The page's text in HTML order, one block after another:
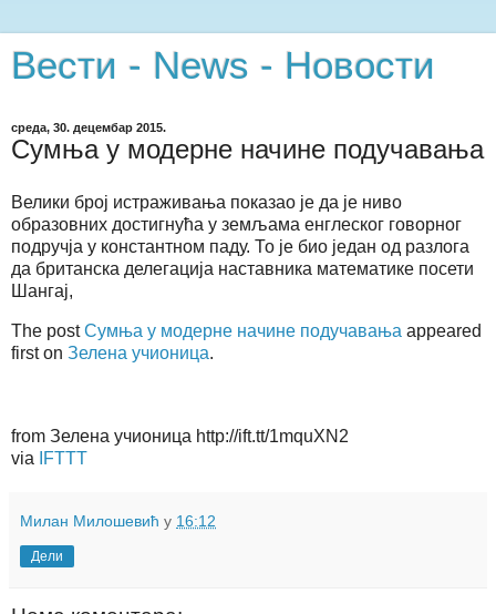
Вести - News - Новости
среда, 30. децембар 2015.
Сумња у модерне начине подучавања
Велики број истраживања показао је да је ниво
образовних достигнућа у земљама енглеског говорног
подручја у константном паду. То је био један од разлога
да британска делегација наставника математике посети
Шангај,
The postСумња у модерне начине подучавања appeared
first on Зелена учионица.
from Зелена учионица http://ift.tt/1mquXN2
via IFTTT
Милан Милошевић у 16:12
Дели